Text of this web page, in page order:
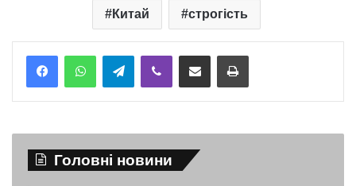
Китай строгість
TelegramViber Надіслати електронною поштоюНадрукувати
Головні новини